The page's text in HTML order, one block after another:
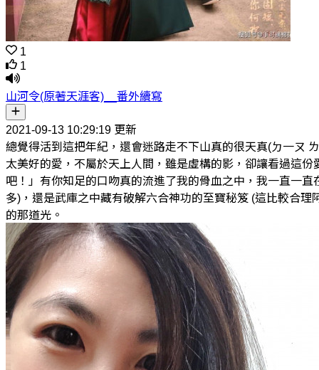
1
1
山河令(原著天涯客)__番外續寫
2021-09-13 10:29:19 更新
總覺得活到這把年紀，還會迷路走不下山真的很天真(ㄉ一ㄡ
太美好的愛，不屬於天上人間，雖是虛構的影，卻讓看過這
吧！」有你知足的口吻真的流進了我的骨血之中，我一直一
多)，還是武庫之中藏有破解六合神功的至寶秘笈 (這比較合
的那道光。